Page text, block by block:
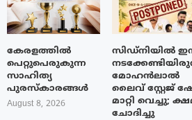
കേരളത്തിൽ
പെറ്റുപെരുകുന്ന
സാഹിത്യ
പുരസ്‌കാരങ്ങൾ
August 8, 2026
സിഡ്നിയിൽ
മോഹൻലാൽ
ലൈവ് സ്റ്റേജ്
മാറ്റി വെച്ചു;
ചോദിച്ചു